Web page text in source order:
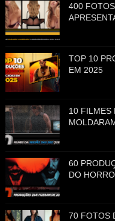
400
TOP 10
EM 2025
10 FILMES
60
DO
70 FOTOS